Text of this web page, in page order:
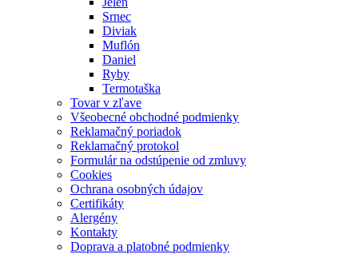
Srnec
Diviak
Muflón
Daniel
Ryby
Termotaška
Tovar v zľave
Všeobecné obchodné podmienky
Reklamačný poriadok
Reklamačný protokol
Formulár na odstúpenie od zmluvy
Cookies
Ochrana osobných údajov
Certifikáty
Alergény
Kontakty
Doprava a platobné podmienky